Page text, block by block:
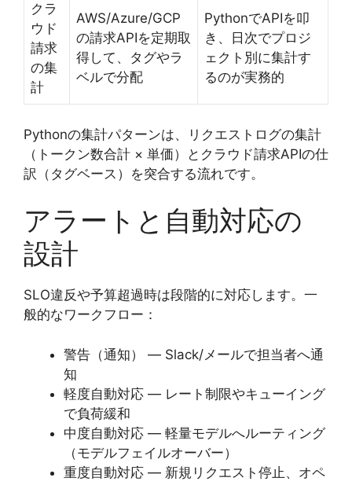
クラ
ウド
請求
の集
計
AWS/Azure/GCP
の請求APIを定期取
得して、タグやラ
ベルで分配
PythonでAPIを叩
き、日次でプロジ
ェクト別に集計す
るのが実務的
Pythonの集計パターンは、リクエストログの集計
（トークン数合計 × 単価）とクラウド請求APIの仕
訳（タグベース）を突合する流れです。
アラートと自動対応の
設計
SLO違反や予算超過時は段階的に対応します。一
般的なワークフロー：
警告（通知） — Slack/メールで担当者へ通
知
軽度自動対応 — レート制限やキューイング
で負荷緩和
中度自動対応 — 軽量モデルへルーティング
（モデルフェイルオーバー）
重度自動対応 — 新規リクエスト停止、オペ